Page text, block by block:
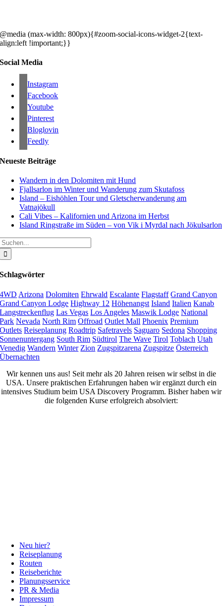
@media (max-width: 800px){#zoom-social-icons-widget-2{text-
align:left !important;}}
Social Media
Instagram
Facebook
Youtube
Pinterest
Bloglovin
Feedly
Neueste Beiträge
Wandern in den Dolomiten mit Hund
Fjallsarlon im Winter und Wanderung zum Skutafoss
Island – Eishöhlen Tour und Gletscherwanderung am
Vatnajökull
Cali Vibes – Kalifornien und Arizona im Herbst
Island Ringstraße im Süden – von Vik i Myrdal nach Jökulsarlon
Schlagwörter
4WD Arizona Dolomiten Ehrwald Escalante Flagstaff Grand Canyon
Grand Canyon Lodge Highway 12 Höhenangst Island Italien Kanab
Langstreckenflug Las Vegas Los Angeles Maswik Lodge National
Park Nevada North Rim Offroad Outlet Mall Phoenix Premium
Outlets Reiseplanung Roadtrip Safetravels Saguaro Sedona Shopping
Sonnenuntergang South Rim Südtirol The Wave Tirol Toblach Utah
Venedig Wandern Winter Zion Zugspitzarena Zugspitze Österreich
Übernachten
Wir kennen uns aus! Seit mehr als 20 Jahren reisen wir selbst in die
USA. Unsere praktischen Erfahrungen haben wir ergänzt durch ein
intensives Studium beim USA Discovery Programm. Bisher haben wir
die folgenden Kurse erfolgreich absolviert:
Neu hier?
Reiseplanung
Routen
Reiseberichte
Planungsservice
PR & Media
Impressum